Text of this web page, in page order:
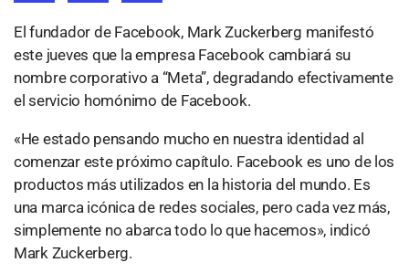
El fundador de Facebook, Mark Zuckerberg manifestó
este jueves que la empresa Facebook cambiará su
nombre corporativo a “Meta”, degradando efectivamente
el servicio homónimo de Facebook.
«He estado pensando mucho en nuestra identidad al
comenzar este próximo capítulo. Facebook es uno de los
productos más utilizados en la historia del mundo. Es
una marca icónica de redes sociales, pero cada vez más,
simplemente no abarca todo lo que hacemos», indicó
Mark Zuckerberg.